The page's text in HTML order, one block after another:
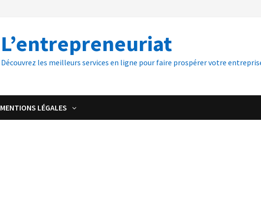
L’entrepreneuriat
Découvrez les meilleurs services en ligne pour faire prospérer votre
MENTIONS LÉGALES